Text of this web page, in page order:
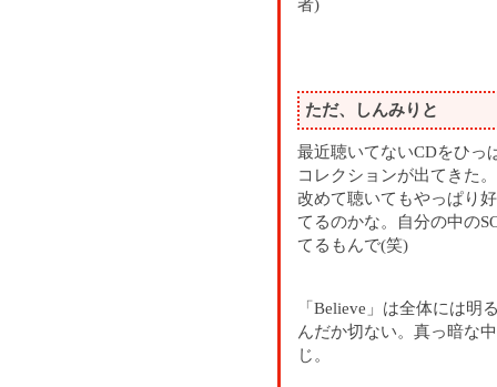
者)
ただ、しんみりと
最近聴いてないCDをひっ
コレクションが出てきた
改めて聴いてもやっぱり
てるのかな。自分の中の
てるもんで(笑)
「Believe」は全体には
んだか切ない。真っ暗な
じ。